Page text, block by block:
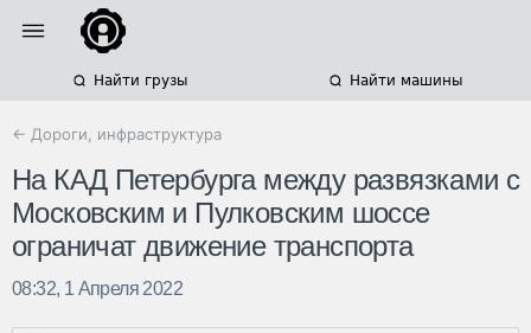
Найти грузы Найти машины
← Дороги, инфраструктура
На КАД Петербурга между развязками с
Московским и Пулковским шоссе
ограничат движение транспорта
08:32, 1 Апреля 2022